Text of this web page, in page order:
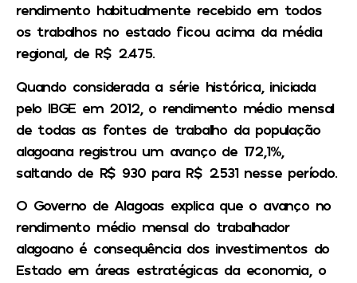
rendimento habitualmente recebido em todos
os trabalhos no estado ficou acima da média
regional, de R$ 2.475.
Quando considerada a série histórica, iniciada
pelo IBGE em 2012, o rendimento médio mensal
de todas as fontes de trabalho da população
alagoana registrou um avanço de 172,1%,
saltando de R$ 930 para R$ 2.531 nesse período.
O Governo de Alagoas explica que o avanço no
rendimento médio mensal do trabalhador
alagoano é consequência dos investimentos do
Estado em áreas estratégicas da economia, o